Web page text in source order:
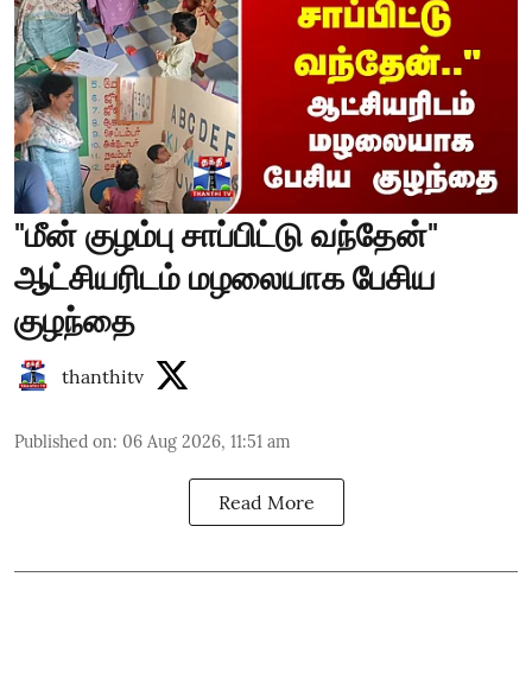
"மீன் குழம்பு சாப்பிட்டு வந்தேன்"
ஆட்சியரிடம் மழலையாக பேசிய
குழந்தை
thanthitv
Published on: 06 Aug 2026, 11:51 am
Read More